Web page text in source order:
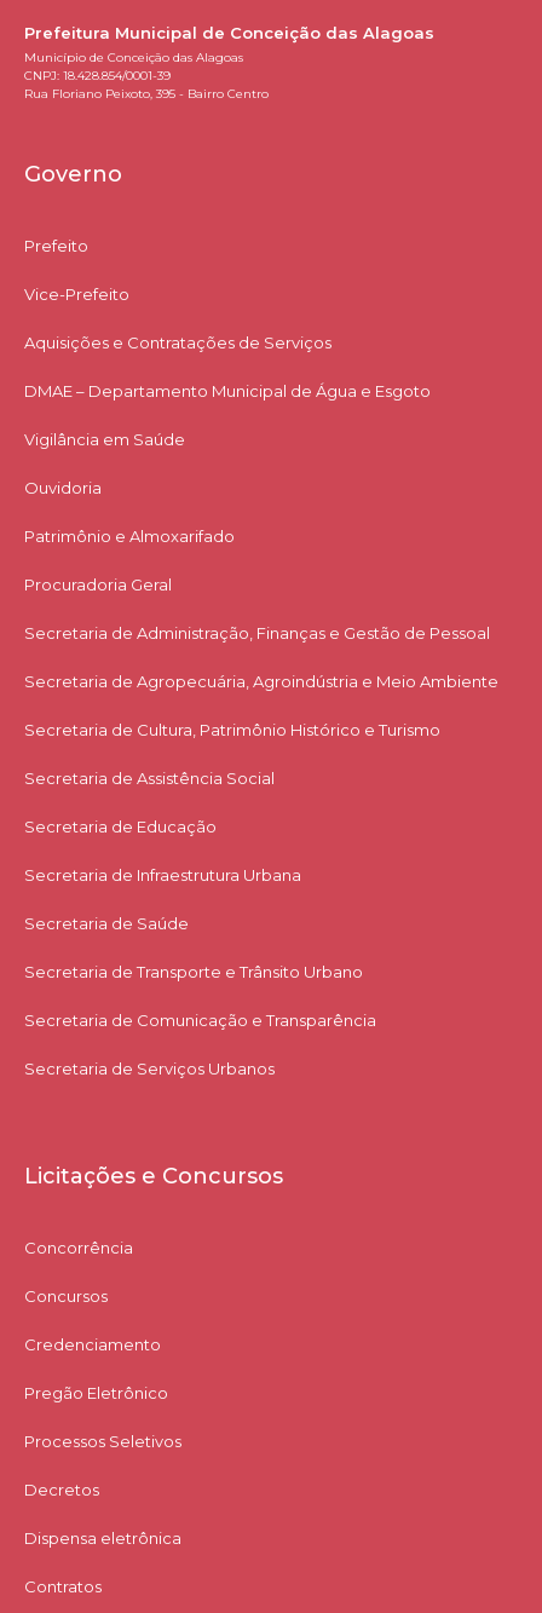
Prefeitura Municipal de Conceição das Alagoas
Município de Conceição das Alagoas
CNPJ: 18.428.854/0001-39
Rua Floriano Peixoto, 395 - Bairro Centro
Governo
Prefeito
Vice-Prefeito
Aquisições e Contratações de Serviços​
DMAE – Departamento Municipal de Água e Esgoto
Vigilância em Saúde
Ouvidoria
Patrimônio e Almoxarifado
Procuradoria Geral
Secretaria de Administração, Finanças e Gestão de Pessoal
Secretaria de Agropecuária, Agroindústria e Meio Ambiente
Secretaria de Cultura, Patrimônio Histórico e Turismo
Secretaria de Assistência Social
Secretaria de Educação
Secretaria de Infraestrutura Urbana
Secretaria de Saúde
Secretaria de Transporte e Trânsito Urbano
Secretaria de Comunicação e Transparência
Secretaria de Serviços Urbanos
Licitações e Concursos
Concorrência
Concursos
Credenciamento
Pregão Eletrônico
Processos Seletivos
Decretos
Dispensa eletrônica
Contratos